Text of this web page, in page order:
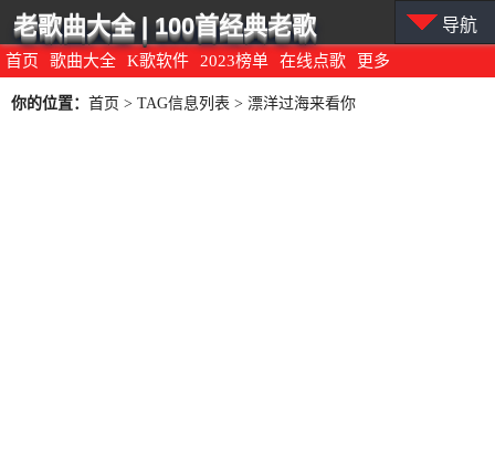
首页 歌曲大全 K歌软件 2023榜单 在线点歌 更多
老歌曲大全 | 100首经典老歌 导航
你的位置： 首页 > TAG信息列表 > 漂洋过海来看你